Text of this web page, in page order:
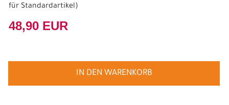
für Standardartikel)
48,90 EUR
IN DEN WARENKORB